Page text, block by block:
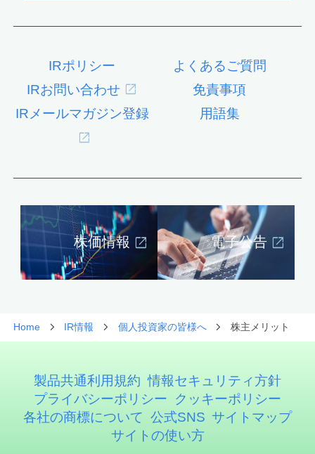
IRポリシー
よくあるご質問
IRお問い合わせ
免責事項
IRメールマガジン登録
用語集
株価情報 電子公告
Home IR情報 個人投資家の皆様へ 株主メリット
製品共通利用規約 情報セキュリティ方針
プライバシーポリシー
クッキーポリシー
各社の商標について 公式SNS サイトマップ
サイトの使い方